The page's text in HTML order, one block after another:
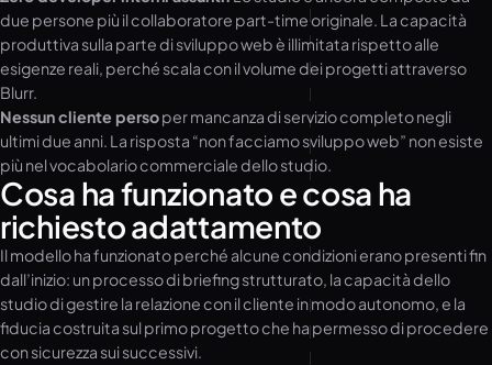
due persone più il collaboratore part-time originale. La capacità
produttiva sulla parte di sviluppo web è illimitata rispetto alle
esigenze reali, perché scala con il volume dei progetti attraverso
Blurr.
Nessun cliente persoper mancanza di servizio completo negli
ultimi due anni. La risposta “non facciamo sviluppo web” non esiste
più nel vocabolario commerciale dello studio.
Cosa ha funzionato e cosa ha
richiesto adattamento
Il modello ha funzionato perché alcune condizioni erano presenti fin
dall’inizio: un processo di briefing strutturato, la capacità dello
studio di gestire la relazione con il cliente in modo autonomo, e la
fiducia costruita sul primo progetto che ha permesso di procedere
con sicurezza sui successivi.